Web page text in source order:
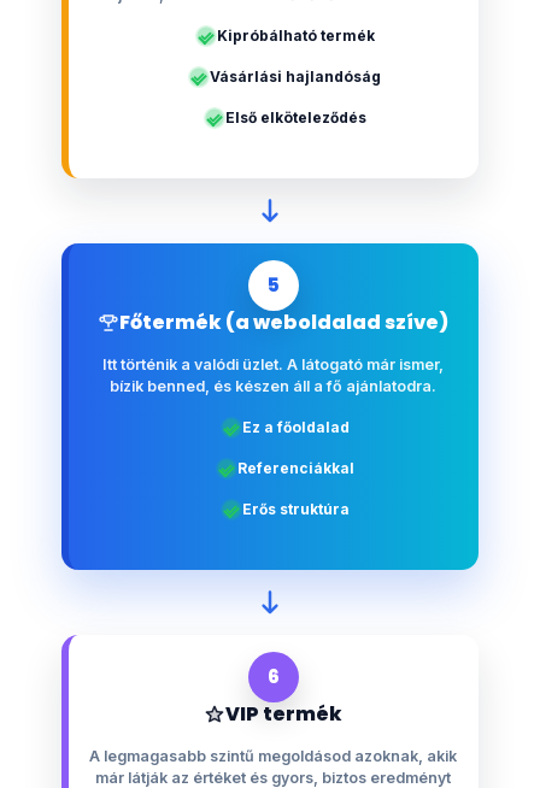
Kipróbálható termék
Vásárlási hajlandóság
Első elköteleződés
5
Főtermék (a weboldalad szíve)
Itt történik a valódi üzlet. A látogató már ismer,
bízik benned, és készen áll a fő ajánlatodra.
Ez a főoldalad
Referenciákkal
Erős struktúra
6
VIP termék
A legmagasabb szintű megoldásod azoknak, akik
már látják az értéket és gyors, biztos eredményt